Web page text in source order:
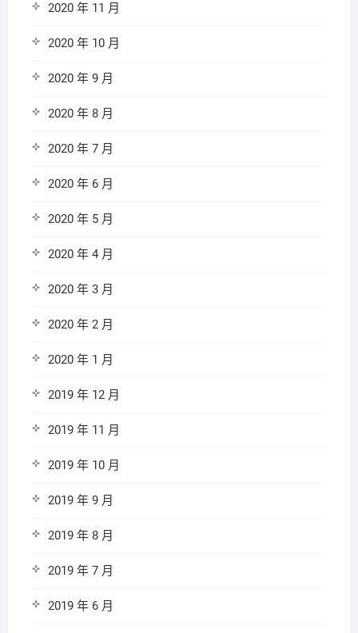
2020 年 11 月
2020 年 10 月
2020 年 9 月
2020 年 8 月
2020 年 7 月
2020 年 6 月
2020 年 5 月
2020 年 4 月
2020 年 3 月
2020 年 2 月
2020 年 1 月
2019 年 12 月
2019 年 11 月
2019 年 10 月
2019 年 9 月
2019 年 8 月
2019 年 7 月
2019 年 6 月